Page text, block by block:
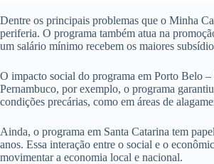
Dentre os principais problemas que o Minha
periferia. O programa também atua na
um salário mínimo recebem os maiores
O impacto social do programa em Porto Belo
Pernambuco, por exemplo, o programa
condições precárias, como em áreas de
Ainda, o programa em Santa Catarina tem
anos. Essa interação entre o social e o
movimentar a economia local e nacional.